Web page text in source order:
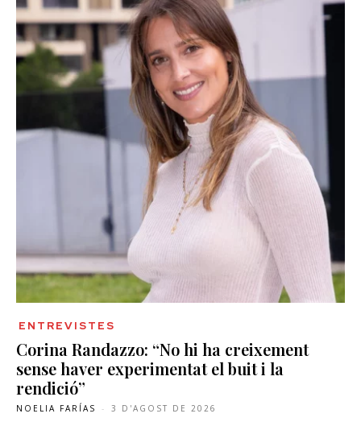
ENTREVISTES
Corina Randazzo: “No hi ha creixement
sense haver experimentat el buit i la
rendició”
NOELIA FARÍAS - 3 D'AGOST DE 2026